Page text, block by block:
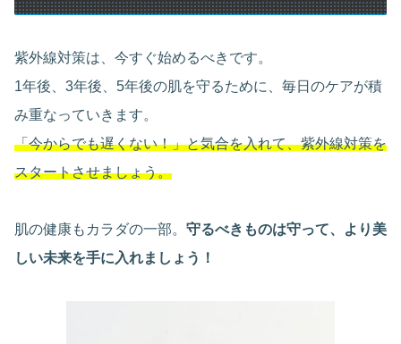
紫外線対策は、今すぐ始めるべきです。
1年後、3年後、5年後の肌を守るために、毎日のケアが積
み重なっていきます。
「今からでも遅くない！」と気合を入れて、紫外線対策を
スタートさせましょう。
肌の健康もカラダの一部。 守るべきものは守って、より美
しい未来を手に入れましょう！